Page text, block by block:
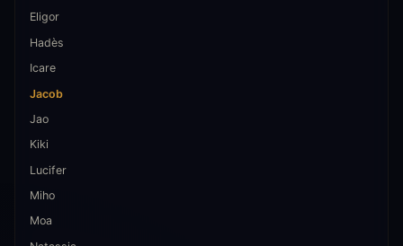
Eligor
Hadès
Icare
Jacob
Jao
Kiki
Lucifer
Miho
Moa